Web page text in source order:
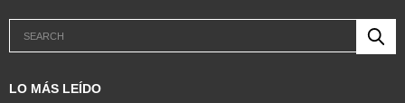
LO MÁS LEÍDO